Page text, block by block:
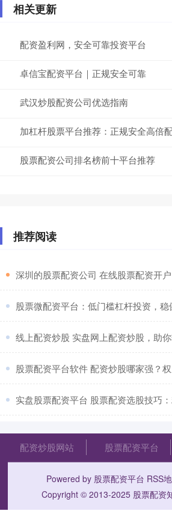
相关更新
配资盈利网，安全可靠投资平台
卓信宝配资平台｜正规安全可靠
武汉炒股配资公司优选指南
加杠杆股票平台推荐：正规安全高倍
股票配资公司排名榜前十平台推荐
推荐阅读
深圳的股票配资公司 在线股票配资开
股票微配资平台：低门槛杠杆投资，
线上配资炒股 实盘网上配资炒股，助
股票配资平台软件 配资炒股哪家强？
实盘股票配资平台 股票配资选股技巧
配资炒股网站 股票配资平台
Powered by 股票配资平台 RSS
Copyright © 2013-2025 股票配资